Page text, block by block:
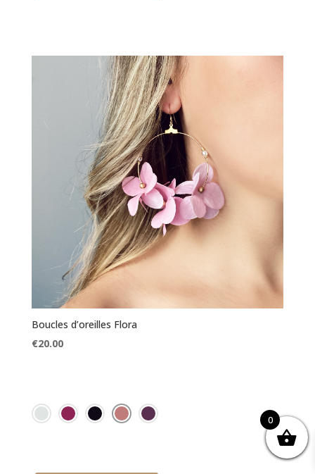
Boucles d’oreilles Flora
€20.00
0